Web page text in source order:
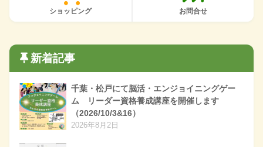
ショッピング お問合せ
新着記事
千葉・松戸にて脳活・エンジョイニングゲー
ム リーダー資格養成講座を開催します
（2026/10/3&16）
2026年8月2日